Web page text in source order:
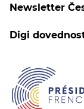
Newsletter
Digi